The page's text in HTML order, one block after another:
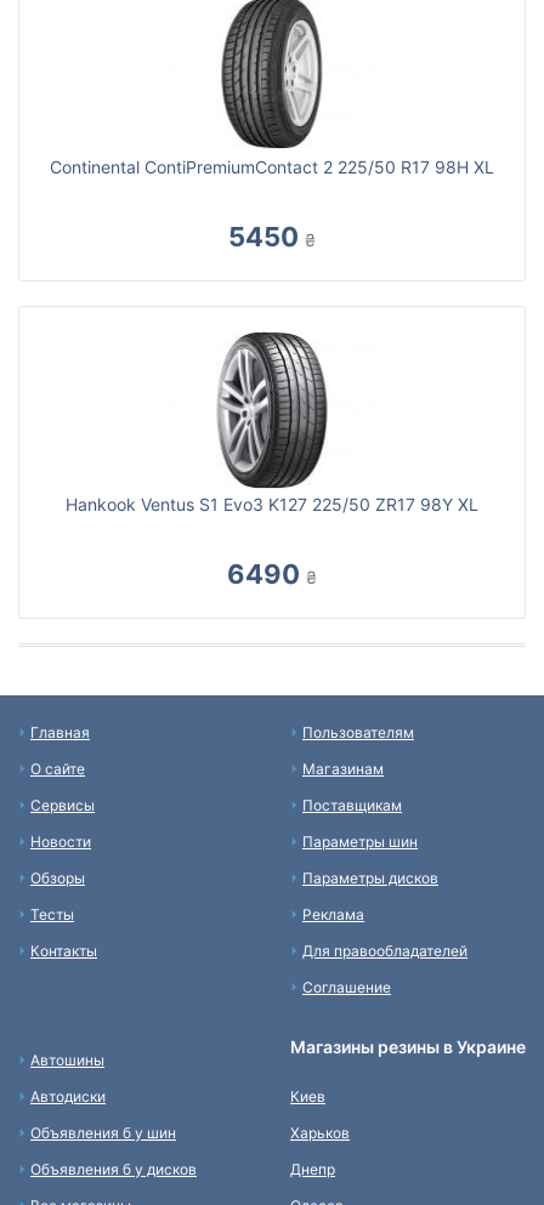
Continental ContiPremiumContact 2 225/50 R17 98H XL
5450 ₴
Hankook Ventus S1 Evo3 K127 225/50 ZR17 98Y XL
6490 ₴
Главная
О сайте
Сервисы
Новости
Обзоры
Тесты
Контакты
Пользователям
Магазинам
Поставщикам
Параметры шин
Параметры дисков
Реклама
Для правообладателей
Соглашение
Автошины
Автодиски
Объявления б у шин
Объявления б у дисков
Магазины резины в Украине
Киев
Харьков
Днепр